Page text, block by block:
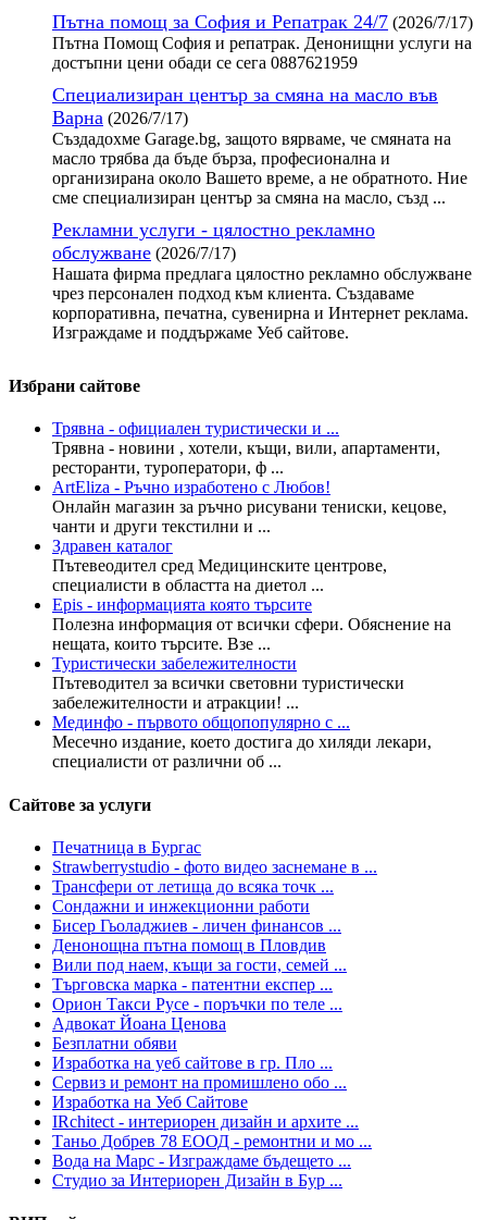
Пътна помощ за София и Репатрак 24/7 (2026/7/17)
Пътна Помощ София и репатрак. Денонищни услуги на
достъпни цени обади се сега 0887621959
Специализиран център за смяна на масло във
Варна (2026/7/17)
Създадохме Garage.bg, защото вярваме, че смяната на
масло трябва да бъде бърза, професионална и
организирана около Вашето време, а не обратното. Ние
сме специализиран център за смяна на масло, създ ...
Рекламни услуги - цялостно рекламно
обслужване (2026/7/17)
Нашата фирма предлага цялостно рекламно обслужване
чрез персонален подход към клиента. Създаваме
корпоративна, печатна, сувенирна и Интернет реклама.
Изграждаме и поддържаме Уеб сайтове.
Избрани сайтове
Трявна - официален туристически и ...
Трявна - новини , хотели, къщи, вили, апартаменти,
ресторанти, туроператори, ф ...
ArtEliza - Ръчно изработено с Любов!
Онлайн магазин за ръчно рисувани тениски, кецове,
чанти и други текстилни и ...
Здравен каталог
Пътевеодител сред Медицинските центрове,
специалисти в областта на диетол ...
Epis - информацията която търсите
Полезна информация от всички сфери. Обяснение на
нещата, които търсите. Взе ...
Туристически забележителности
Пътеводител за всички световни туристически
забележителности и атракции! ...
Мединфо - първото общопопулярно с ...
Месечно издание, което достига до хиляди лекари,
специалисти от различни об ...
Сайтове за услуги
Печатница в Бургас
Strawberrystudio - фото видео заснемане в ...
Трансфери от летища до всяка точк ...
Сондажни и инжекционни работи
Бисер Гьоладжиев - личен финансов ...
Денонощна пътна помощ в Пловдив
Вили под наем, къщи за гости, семей ...
Търговска марка - патентни експер ...
Орион Такси Русе - поръчки по теле ...
Адвокат Йоана Ценова
Безплатни обяви
Изработка на уеб сайтове в гр. Пло ...
Сервиз и ремонт на промишлено обо ...
Изработка на Уеб Сайтове
IRchitect - интериорен дизайн и архите ...
Таньо Добрев 78 ЕООД - ремонтни и мо ...
Вода на Марс - Изграждаме бъдещето ...
Студио за Интериорен Дизайн в Бур ...